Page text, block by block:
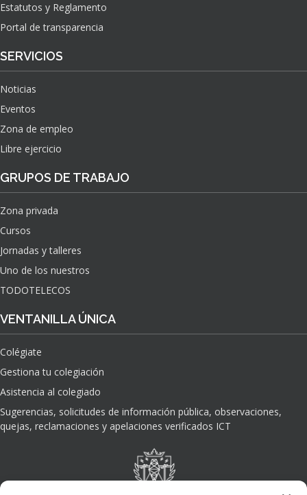
Estatutos y Reglamento
Portal de transparencia
SERVICIOS
Noticias
Eventos
Zona de empleo
Libre ejercicio
GRUPOS DE TRABAJO
Zona privada
Cursos
Jornadas y talleres
Uno de los nuestros
TODOTELECOS
VENTANILLA ÚNICA
Colégiate
Gestiona tu colegiación
Asistencia al colegiado
Sugerencias, solicitudes de información pública, observaciones,
quejas, reclamaciones y apelaciones verificados ICT